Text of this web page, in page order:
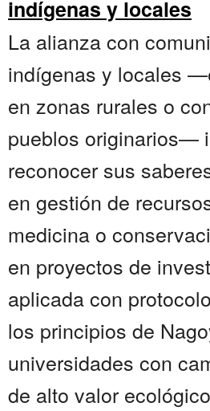
indígenas y locales
La alianza con
indígenas y locales
en zonas rurales o
pueblos originarios—
reconocer sus
en gestión de
medicina o
en proyectos de
aplicada con
los principios de
universidades con
de alto valor